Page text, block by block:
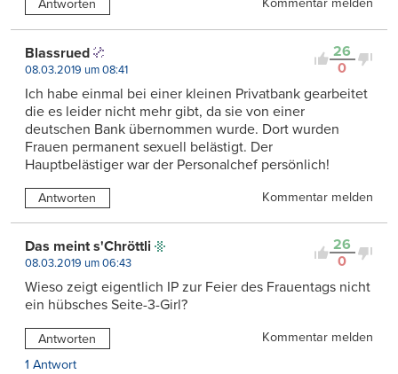
Antworten
26
0
Blassrued
08.03.2019 um 08:41
Ich habe einmal bei einer kleinen Privatbank gearbeitet
die es leider nicht mehr gibt, da sie von einer
deutschen Bank übernommen wurde. Dort wurden
Frauen permanent sexuell belästigt. Der
Hauptbelästiger war der Personalchef persönlich!
Antworten Kommentar melden
26
0
Das meint s'Chröttli
08.03.2019 um 06:43
Wieso zeigt eigentlich IP zur Feier des Frauentags nicht
ein hübsches Seite-3-Girl?
Antworten
Kommentar melden
1 Antwort